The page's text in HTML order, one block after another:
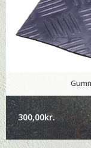
options
may
the
product
page300,00kr.